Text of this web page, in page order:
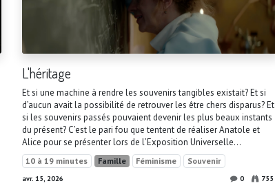
L'héritage
Et si une machine à rendre les souvenirs tangibles existait? Et si
d’aucun avait la possibilité de retrouver les être chers disparus? Et
si les souvenirs passés pouvaient devenir les plus beaux instants
du présent? C’est le pari fou que tentent de réaliser Anatole et
Alice pour se présenter lors de l’Exposition Universelle...
10 à 19 minutes Famille Féminisme Souvenir
avr. 15, 2026 0 755